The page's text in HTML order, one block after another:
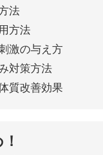
法
方法
激の与え方
対策方法
質改善効果